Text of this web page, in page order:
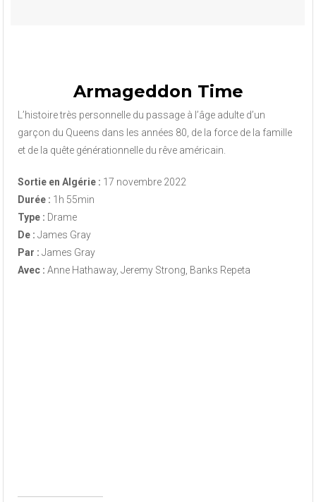
Armageddon Time
L’histoire très personnelle du passage à l’âge adulte d’un
garçon du Queens dans les années 80, de la force de la famille
et de la quête générationnelle du rêve américain.
Sortie en Algérie : 17 novembre 2022
Durée : 1h 55min
Type : Drame
De : James Gray
Par : James Gray
Avec : Anne Hathaway, Jeremy Strong, Banks Repeta